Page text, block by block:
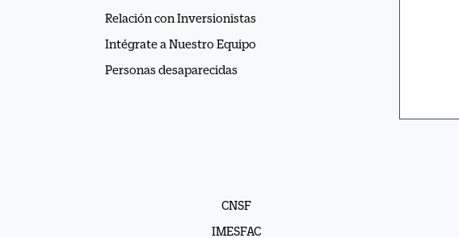
Relación con Inversionistas
Intégrate a Nuestro Equipo
Personas desaparecidas
CNSF
IMESFAC